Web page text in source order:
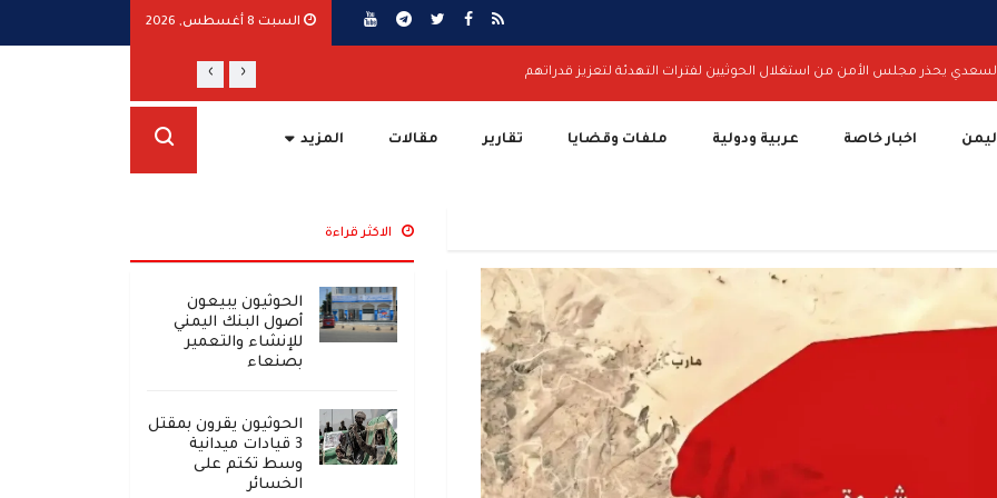
السبت 8 أغسطس, 2026
يحذر مجلس الأمن من استغلال الحوثيين لفترات التهدئة لتعزيز قدراتهم مجلس الدفاع الوطني يقر الرد الحازم على
‹
›
اخبار خاصة عربية ودولية ملفات وقضايا تقارير مقالات المزيد
الاكثر قراءة
الحوثيون يبيعون
أصول البنك اليمني
للإنشاء والتعمير
بصنعاء
الحوثيون يقرون بمقتل
3 قيادات ميدانية
وسط تكتم على
الخسائر